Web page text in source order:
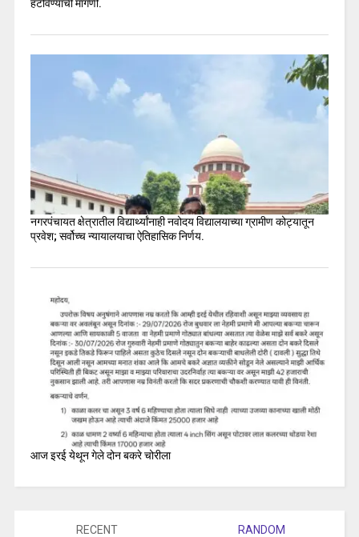
हटविण्याची मागणी.
नगरपंचायत क्षेत्रातील विद्यार्थ्यांनाही नवोदय विद्यालयाच्या ग्रामीण कोट्यातून
प्रवेश; सर्वोच्च न्यायालयाचा ऐतिहासिक निर्णय.
आज इरई येथून गेले दोन बकरे चोरीला
RECENT RANDOM